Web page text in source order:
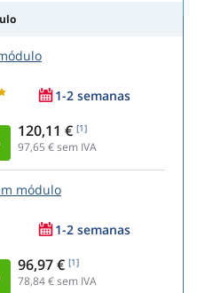
1-2 semanas
120,11 € [1]
97,65 € sem IVA
módulo
1-2 semanas
96,97 € [1]
78,84€ sem IVA